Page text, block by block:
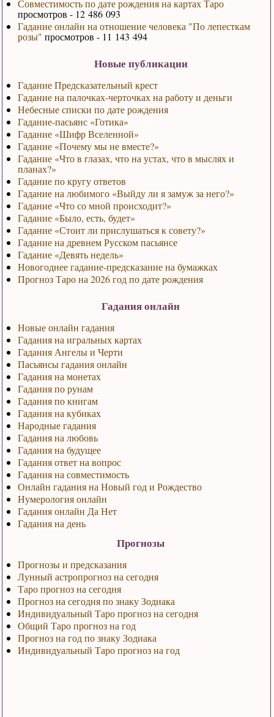
Совместимость по дате рождения на картах Таро
просмотров - 12 486 093
Гадание онлайн на отношение человека "По лепесткам
розы" просмотров - 11 143 494
Новые публикации
Гадание Предсказательный крест
Гадание на палочках-черточках на работу и деньги
Небесные списки по дате рождения
Гадание-пасьянс «Готика»
Гадание «Шифр Вселенной»
Гадание «Почему мы не вместе?»
Гадание «Что в глазах, что на устах, что в мыслях и
планах?»
Гадание по кругу ответов
Гадание на любимого «Выйду ли я замуж за него?»
Гадание «Что со мной происходит?»
Гадание «Было, есть, будет»
Гадание «Стоит ли прислушаться к совету?»
Гадание на древнем Русском пасьянсе
Гадание «Девять недель»
Новогоднее гадание-предсказание на бумажках
Прогноз Таро на 2026 год по дате рождения
Гадания онлайн
Новые онлайн гадания
Гадания на игральных картах
Гадания Ангелы и Черти
Пасьянсы гадания онлайн
Гадания на монетах
Гадания по рунам
Гадания по книгам
Гадания на кубиках
Народные гадания
Гадания на любовь
Гадания на будущее
Гадания ответ на вопрос
Гадания на совместимость
Онлайн гадания на Новый год и Рождество
Нумерология онлайн
Гадания онлайн Да Нет
Гадания на день
Прогнозы
Прогнозы и предсказания
Лунный астропрогноз на сегодня
Таро прогноз на сегодня
Прогноз на сегодня по знаку Зодиака
Индивидуальный Таро прогноз на сегодня
Общий Таро прогноз на год
Прогноз на год по знаку Зодиака
Индивидуальный Таро прогноз на год